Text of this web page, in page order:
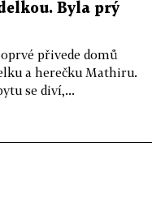
Byla prý
přivede domů
a herečku Mathiru.
se diví,...